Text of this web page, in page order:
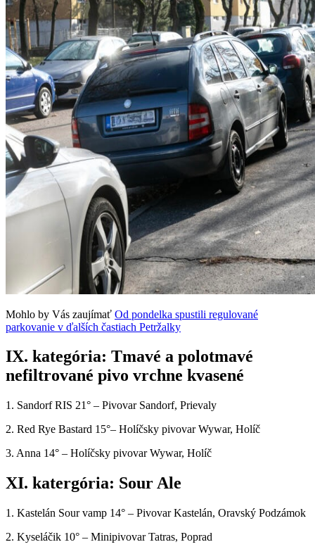
Mohlo by Vás zaujímať Od pondelka spustili regulované
parkovanie v ďalších častiach Petržalky
IX. kategória: Tmavé a polotmavé
nefiltrované pivo vrchne kvasené
1. Sandorf RIS 21° – Pivovar Sandorf, Prievaly
2. Red Rye Bastard 15°– Holíčsky pivovar Wywar, Holíč
3. Anna 14° – Holíčsky pivovar Wywar, Holíč
XI. katergória: Sour Ale
1. Kastelán Sour vamp 14° – Pivovar Kastelán, Oravský Podzámok
2. Kyseláčik 10° – Minipivovar Tatras, Poprad